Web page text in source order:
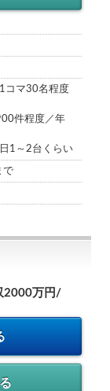
コマ30名程度
件程度／年
1～2台くらい
で
2000万円/